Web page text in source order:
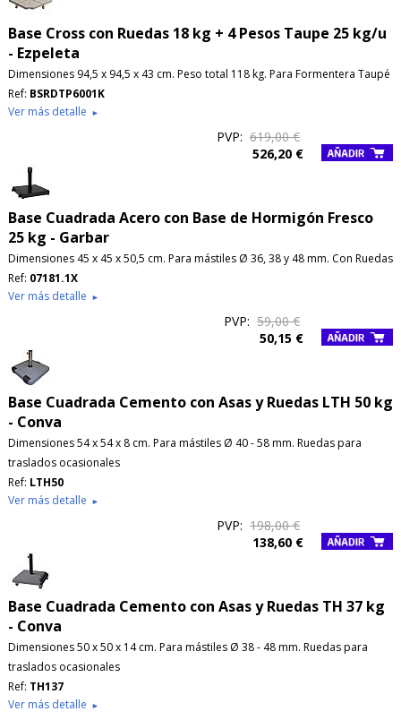
Base Cross con Ruedas 18 kg + 4 Pesos Taupe 25 kg/u
- Ezpeleta
Dimensiones 94,5 x 94,5 x 43 cm. Peso total 118 kg. Para Formentera Taupé
Ref: BSRDTP6001K
Ver más detalle ►
PVP: 619,00 €
526,20 €
Base Cuadrada Acero con Base de Hormigón Fresco
25 kg - Garbar
Dimensiones 45 x 45 x 50,5 cm. Para mástiles Ø 36, 38 y 48 mm. Con Ruedas
Ref: 07181.1X
Ver más detalle ►
PVP: 59,00 €
50,15 €
Base Cuadrada Cemento con Asas y Ruedas LTH 50 kg
- Conva
Dimensiones 54 x 54 x 8 cm. Para mástiles Ø 40 - 58 mm. Ruedas para
traslados ocasionales
Ref: LTH50
Ver más detalle ►
PVP: 198,00 €
138,60 €
Base Cuadrada Cemento con Asas y Ruedas TH 37 kg
- Conva
Dimensiones 50 x 50 x 14 cm. Para mástiles Ø 38 - 48 mm. Ruedas para
traslados ocasionales
Ref: TH137
Ver más detalle ►